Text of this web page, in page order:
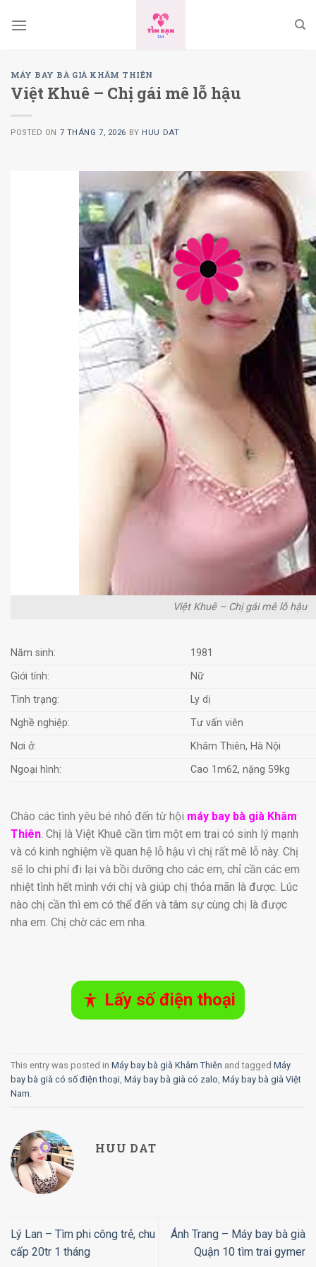
MÁY BAY BÀ GIÀ KHÂM THIÊN
Việt Khuê – Chị gái mê lỗ hậu
POSTED ON 7 THÁNG 7, 2026 BY HUU DAT
Việt Khuê – Chị gái mê lỗ hậu
Năm sinh:
1981
Giới tính:
Nữ
Tình trạng:
Ly dị
Nghề nghiệp:
Tư vấn viên
Nơi ở:
Khâm Thiên, Hà Nội
Ngoại hình:
Cao 1m62, nặng 59kg
Chào các tình yêu bé nhỏ đến từ hội máy bay bà già Khâm
Thiên. Chị là Việt Khuê cần tìm một em trai có sinh lý mạnh
và có kinh nghiệm về quan hệ lỗ hậu vì chị rất mê lỗ này. Chị
sẽ lo chi phí đi lại và bồi dưỡng cho các em, chỉ cần các em
nhiệt tình hết mình với chị và giúp chị thỏa mãn là được. Lúc
nào chị cần thì em có thể đến và tâm sự cùng chị là được
nha em. Chị chờ các em nha.
Lấy số điện thoại
This entry was posted in Máy bay bà già Khâm Thiên and tagged Máy
bay bà già có số điện thoại, Máy bay bà già có zalo, Máy bay bà già Việt
Nam.
HUU DAT
Lý Lan – Tìm phi công trẻ, chu
cấp 20tr 1 tháng
Ánh Trang – Máy bay bà già
Quận 10 tìm trai gymer